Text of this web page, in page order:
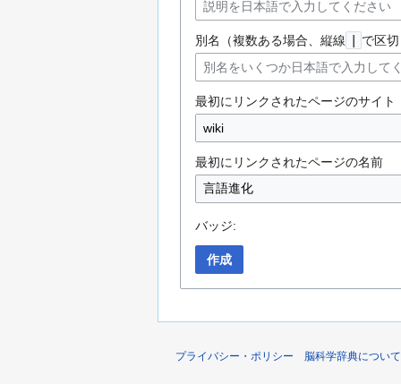
別名（複数ある場合、縦線 で区
最初にリンクされたページのサイト
最初にリンクされたページの名前
バッジ:
作成
プライバシー・ポリシー 脳科学辞典について